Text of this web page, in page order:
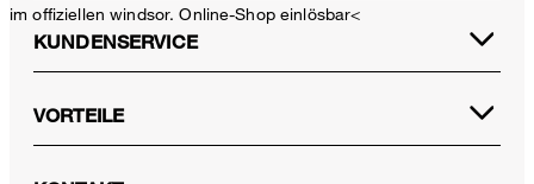
im offiziellen windsor. Online-Shop einlösbar<
KUNDENSERVICE
VORTEILE